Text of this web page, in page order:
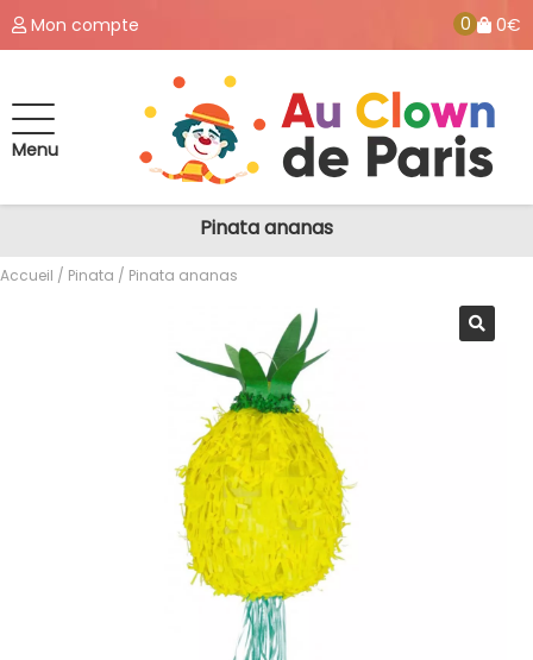
Mon compte 0 0€
Menu
Pinata ananas
Accueil / Pinata / Pinata ananas